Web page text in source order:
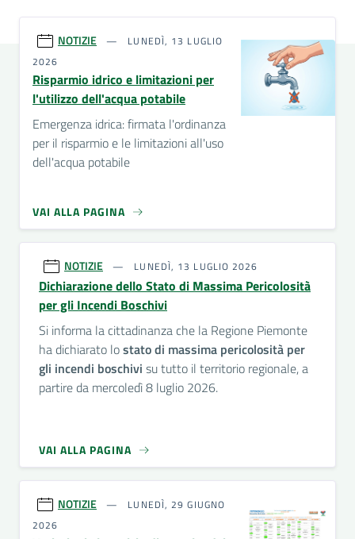
NOTIZIE
LUNEDÌ, 13 LUGLIO
2026
Risparmio idrico e limitazioni per
l'utilizzo dell'acqua potabile
Emergenza idrica: firmata l'ordinanza
per il risparmio e le limitazioni all'uso
dell'acqua potabile
VAI ALLA PAGINA
NOTIZIE LUNEDÌ, 13 LUGLIO 2026
Dichiarazione dello Stato di Massima Pericolosità
per gli Incendi Boschivi
Si informa la cittadinanza che la Regione Piemonte
ha dichiarato lostato di massima pericolosità per
gli incendi boschivi su tutto il territorio regionale, a
partire da mercoledì 8 luglio 2026.
VAI ALLA PAGINA
NOTIZIE
LUNEDÌ, 29 GIUGNO
2026